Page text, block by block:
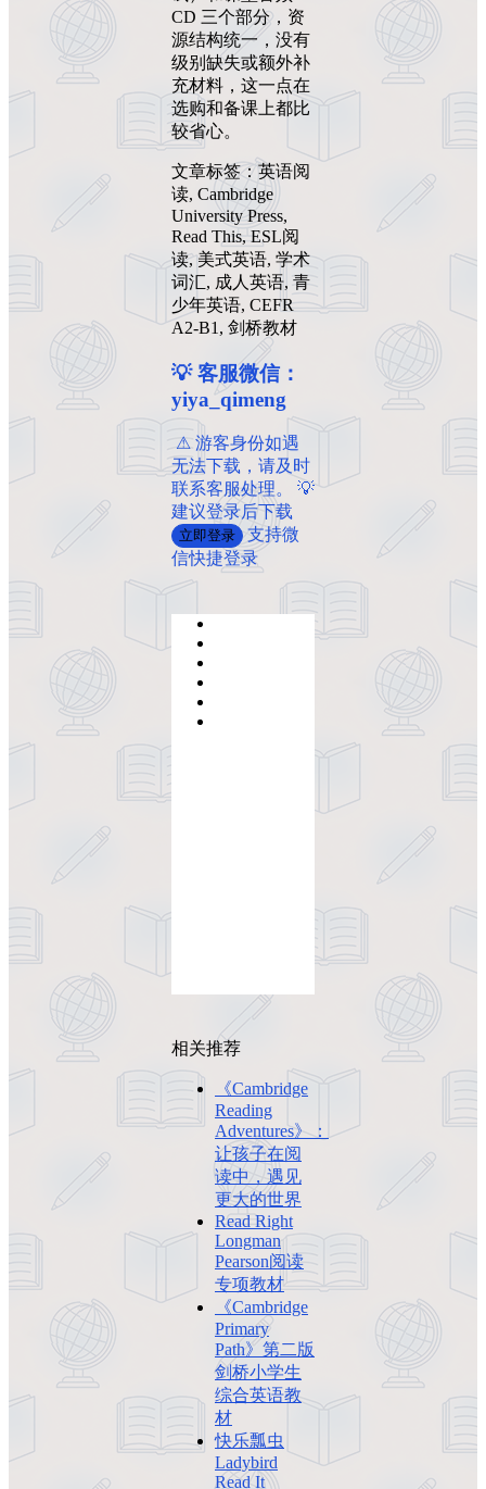
CD 三个部分，资
源结构统一，没有
级别缺失或额外补
充材料，这一点在
选购和备课上都比
较省心。
文章标签：英语阅
读, Cambridge
University Press,
Read This, ESL阅
读, 美式英语, 学术
词汇, 成人英语, 青
少年英语, CEFR
A2-B1, 剑桥教材
💡 客服微信：
yiya_qimeng
️ ️⚠ 游客身份如遇
无法下载，请及时
联系客服处理。 💡
建议登录后下载
立即登录
支持微
信快捷登录
相关推荐
《Cambridge
Reading
Adventures》：
让孩子在阅
读中，遇见
更大的世界
Read Right
Longman
Pearson阅读
专项教材
《Cambridge
Primary
Path》第二版
剑桥小学生
综合英语教
材
快乐瓢虫
Ladybird
Read It